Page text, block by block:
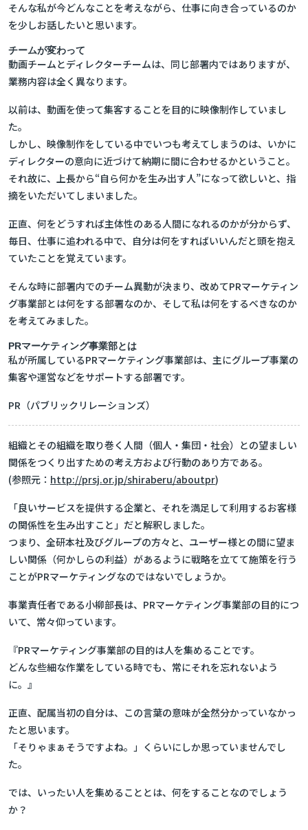
そんな私が今どんなことを考えながら、仕事に向き合っているのか
を少しお話したいと思います。
チームが変わって
動画チームとディレクターチームは、同じ部署内ではありますが、
業務内容は全く異なります。
以前は、動画を使って集客することを目的に映像制作していまし
た。
しかし、映像制作をしている中でいつも考えてしまうのは、 いかに
ディレクターの意向に近づけて納期に間に合わせるかということ。
それ故に、上長から“自ら何かを生み出す人”になって欲しいと、指
摘をいただいてしまいました。
正直、何をどうすれば主体性のある人間になれるのかが分からず、
毎日、仕事に追われる中で、自分は何をすればいいんだと頭を抱え
ていたことを覚えています。
そんな時に部署内でのチーム異動が決まり、改めてPRマーケティン
グ事業部とは何をする部署なのか、そして私は何をするべきなのか
を考えてみました。
PRマーケティング事業部とは
私が所属しているPRマーケティング事業部は、主にグループ事業の
集客や運営などをサポートする部署です。
PR（パブリックリレーションズ）
組織とその組織を取り巻く人間（個人・集団・社会）との望ましい
関係をつくり出すための考え方および行動のあり方である。
(参照元： http://prsj.or.jp/shiraberu/aboutpr)
「良いサービスを提供する企業と、それを満足して利用するお客様
の関係性を生み出すこと」 だと解釈しました。
つまり、全研本社及びグループの方々と、ユーザー様との間に望ま
しい関係（何かしらの利益）があるように戦略を立てて施策を行う
ことがPRマーケティングなのではないでしょうか。
事業責任者である小柳部長は、PRマーケティング事業部の目的につ
いて、常々仰っています。
『PRマーケティング事業部の目的は人を集めることです。
どんな些細な作業をしている時でも、常にそれを忘れないよう
に。』
正直、配属当初の自分は、この言葉の意味が全然分かっていなかっ
たと思います。
「そりゃまぁそうですよね。」くらいにしか思っていませんでし
た。
では、いったい人を集めることとは、何をすることなのでしょう
か？